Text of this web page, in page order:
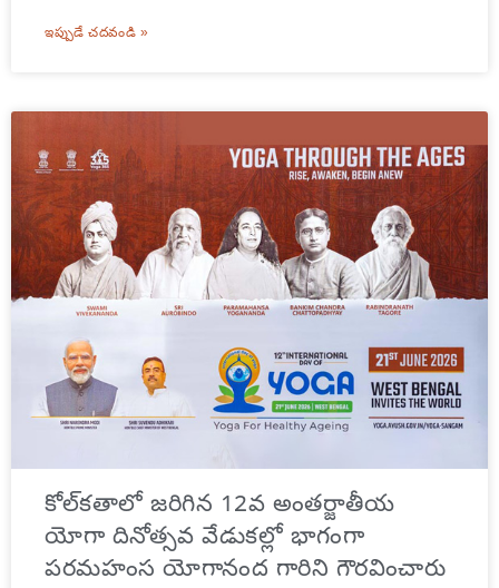
ఇప్పుడే చదవండి »
కోల్‌కతాలో జరిగిన 12వ అంతర్జాతీయ
యోగా దినోత్సవ వేడుకల్లో భాగంగా
పరమహంస యోగానంద గారిని గౌరవించారు